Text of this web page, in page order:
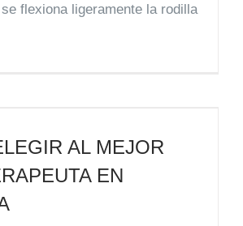
flexiona ligeramente la rodilla
AL MEJOR
EN